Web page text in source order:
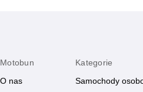
Motobun
O nas
Kategorie
Samochody